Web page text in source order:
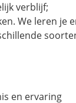
verblijf;
We leren
en ervaring